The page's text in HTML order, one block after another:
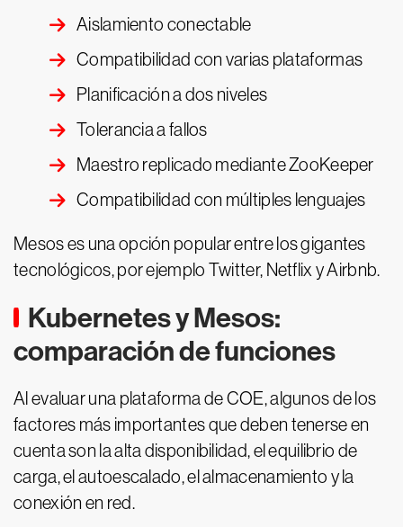
Aislamiento conectable
Compatibilidad con varias plataformas
Planificación a dos niveles
Tolerancia a fallos
Maestro replicado mediante ZooKeeper
Compatibilidad con múltiples lenguajes
Mesos es una opción popular entre los gigantes
tecnológicos, por ejemplo Twitter, Netflix y Airbnb.
Kubernetes y Mesos:
comparación de funciones
Al evaluar una plataforma de COE, algunos de los
factores más importantes que deben tenerse en
cuenta son la alta disponibilidad, el equilibrio de
carga, el autoescalado, el almacenamiento y la
conexión en red.